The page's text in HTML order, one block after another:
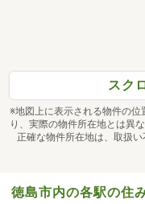
スク
※地図上に表示される物件の
り、実際の物件所在地とは異
正確な物件所在地は、取扱い
徳島市内の各駅の住